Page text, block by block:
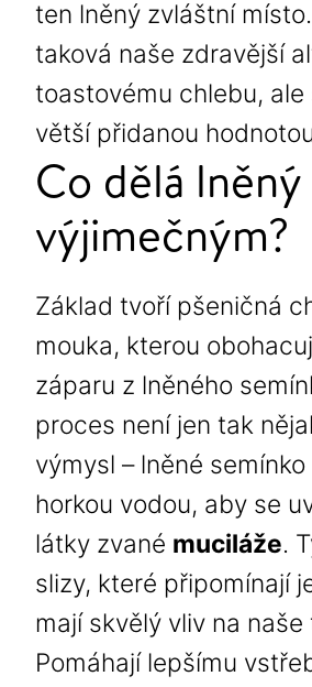
ten lněný zvláštní
taková naše zdravější
toastovému chlebu, ale
větší přidanou
Co dělá
výjimečným?
Základ tvoří pšeničná
mouka, kterou
záparu z lněného
proces není jen tak
výmysl – lněné
horkou vodou, aby se
látky zvané muciláže.
slizy, které připomínají
mají skvělý vliv na naše
Pomáhají lepšímu